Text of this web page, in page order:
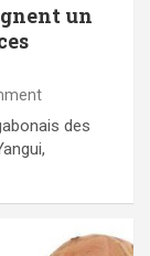
un
des